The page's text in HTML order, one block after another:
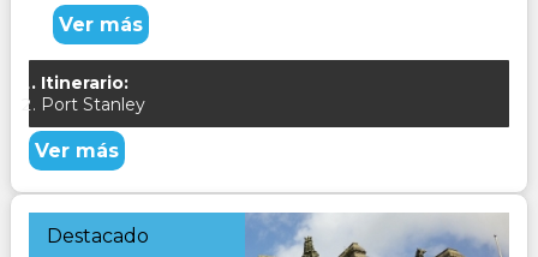
Ver más
Itinerario:
Port Stanley
Ver más
Destacado